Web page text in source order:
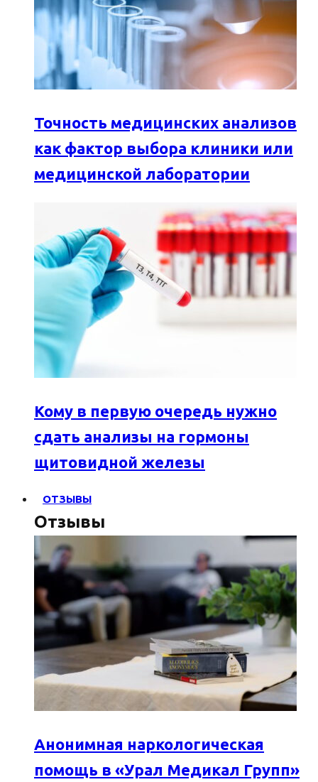
Точность медицинских анализов
как фактор выбора клиники или
медицинской лаборатории
Кому в первую очередь нужно
сдать анализы на гормоны
щитовидной железы
ОТЗЫВЫ
Отзывы
Анонимная наркологическая
помощь в «Урал Медикал Групп»